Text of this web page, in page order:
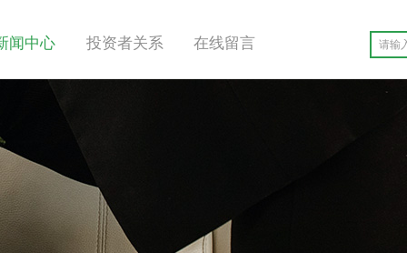
闻中心 投资者关系 在线留言